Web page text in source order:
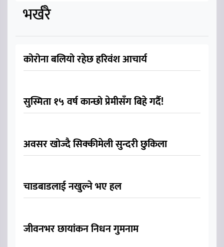
भर्खरै
कोरोना बलियो रहेछ हरिवंश आचार्य
सुस्मिता १५ वर्ष कान्छो प्रेमीसँग बिहे गर्दै!
अवसर खोज्दै सिक्कीमेली सुन्दरी छुकिला
चाडबाडलाई नखुल्ने भए हल
जीवनभर छायांकन निधन गुमनाम